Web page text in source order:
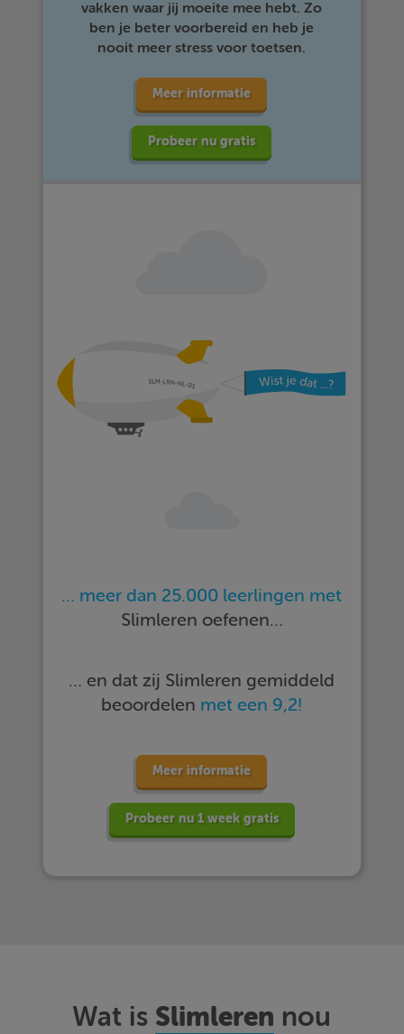
vakken waar jij moeite mee hebt. Zo
ben je beter voorbereid en heb je
nooit meer stress voor toetsen.
Meer informatie
Probeer nu gratis
… meer dan 25.000 leerlingen met
Slimleren oefenen…
… en dat zij Slimleren gemiddeld
beoordelen met een 9,2!
Meer informatie
Probeer nu 1 week gratis
Wat is Slimleren nou